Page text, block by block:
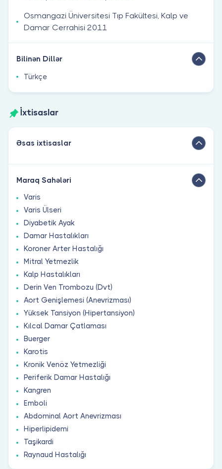
Osmangazi Üniversitesi Tıp Fakültesi, Kalp ve
Damar Cerrahisi 2011
Bilinən Dillər
Türkçe
İxtisaslar
Əsas ixtisaslar
Maraq Sahələri
Varis
Varis Ülseri
Diyabetik Ayak
Damar Hastalıkları
Koroner Arter Hastalığı
Mitral Yetmezlik
Kalp Hastalıkları
Derin Ven Trombozu (Dvt)
Aort Genişlemesi (Anevrizması)
Yüksek Tansiyon (Hipertansiyon)
Kılcal Damar Çatlaması
Buerger
Karotis
Kronik Venöz Yetmezliği
Periferik Damar Hastalığı
Kangren
Emboli
Abdominal Aort Anevrizması
Hiperlipidemi
Taşikardi
Raynaud Hastalığı